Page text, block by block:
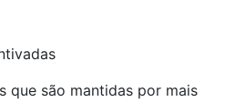
que são mantidas por mais